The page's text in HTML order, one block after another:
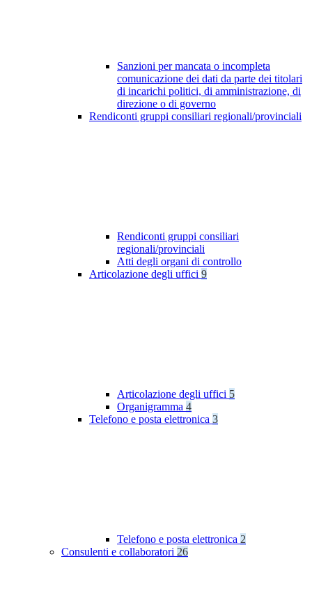
Sanzioni per mancata o incompleta
comunicazione dei dati da parte dei titolari
di incarichi politici, di amministrazione, di
direzione o di governo
Rendiconti gruppi consiliari regionali/provinciali
Rendiconti gruppi consiliari
regionali/provinciali
Atti degli organi di controllo
Articolazione degli uffici 9
Articolazione degli uffici 5
Organigramma 4
Telefono e posta elettronica 3
Telefono e posta elettronica 2
Consulenti e collaboratori 26